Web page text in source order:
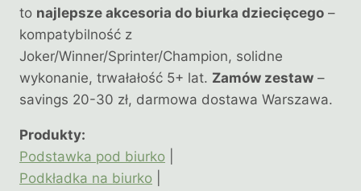
to najlepsze akcesoria do biurka dziecięcego –
kompatybilność z
Joker/Winner/Sprinter/Champion, solidne
wykonanie, trwałałość 5+ lat. Zamów zestaw –
savings 20-30 zł, darmowa dostawa Warszawa.
Produkty:
Podstawka pod biurko
Podkładka na biurko